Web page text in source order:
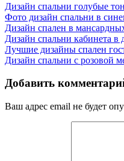
Дизайн спальни голубые
Фото дизайн спальни в
Дизайн спален в
Дизайн спальни кабинета в
Лучшие дизайны спален
Дизайн спальни с розовой
Добавить
Ваш адрес email не будет